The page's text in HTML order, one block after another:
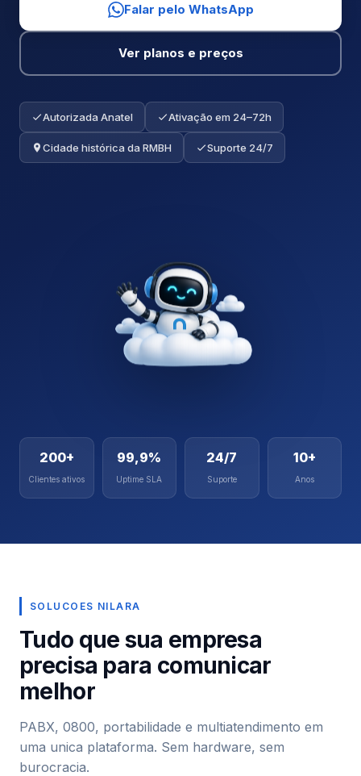
Falar pelo WhatsApp
Ver planos e preços
Autorizada Anatel Ativação em 24–72h
Cidade histórica da RMBH Suporte 24/7
200+
Clientes ativos
99,9%
Uptime SLA
24/7
Suporte
10+
Anos
SOLUCOES NILARA
Tudo que sua empresa
precisa para comunicar
melhor
PABX, 0800, portabilidade e multiatendimento em
uma unica plataforma. Sem hardware, sem
burocracia.